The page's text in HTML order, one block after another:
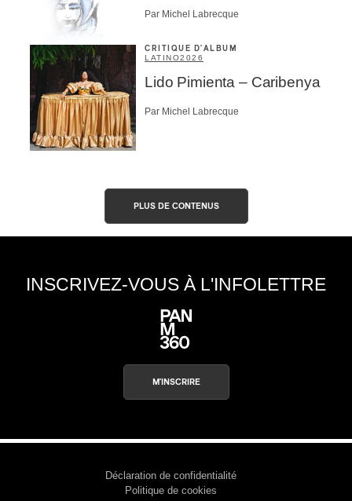
Par Michel Labrecque
CRITIQUE D'ALBUM
LATINO2026
Lido Pimienta – Caribenya
Par Michel Labrecque
PLUS DE CONTENUS
INSCRIVEZ-VOUS À L'INFOLETTRE
M'INSCRIRE
Déclaration de confidentialité
Politique de cookies